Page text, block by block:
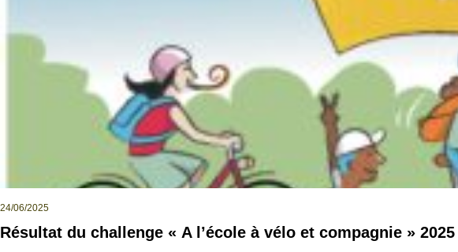
24/06/2025
Résultat du challenge « A l’école à vélo et compagnie » 2025